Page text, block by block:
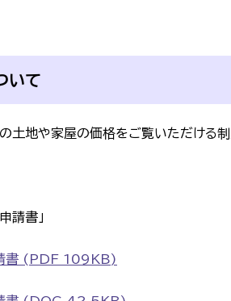
いて
土地や家屋の価格をご覧いただける制
請書」
請書 (PDF 109KB)